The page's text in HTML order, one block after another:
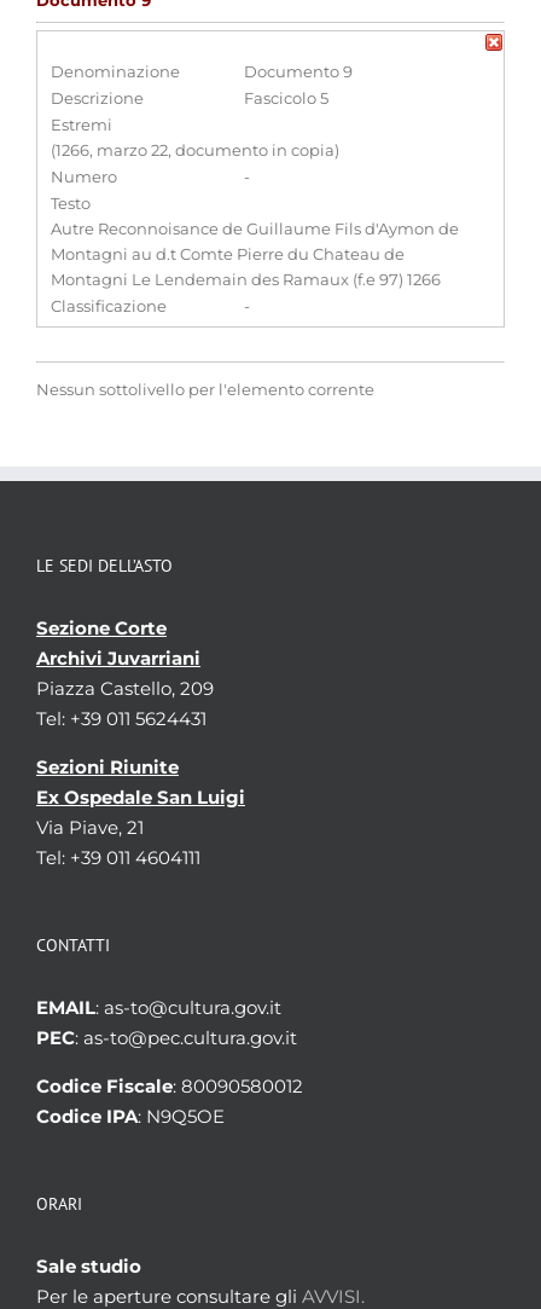
Denominazione
Documento 9
Descrizione
Fascicolo 5
Estremi
(1266, marzo 22, documento in copia)
Numero
-
Testo
Autre Reconnoisance de Guillaume Fils d'Aymon de
Montagni au d.t Comte Pierre du Chateau de
Montagni Le Lendemain des Ramaux (f.e 97) 1266
Classificazione
-
Nessun sottolivello per l'elemento corrente
LE SEDI DELL’ASTO
Sezione Corte
Archivi Juvarriani
Piazza Castello, 209
Tel: +39 011 5624431
Sezioni Riunite
Ex Ospedale San Luigi
Via Piave, 21
Tel: +39 011 4604111
CONTATTI
EMAIL: as-to@cultura.gov.it
PEC: as-to@pec.cultura.gov.it
Codice Fiscale: 80090580012
Codice IPA: N9Q5OE
ORARI
Sale studio
Per le aperture consultare gli AVVISI.